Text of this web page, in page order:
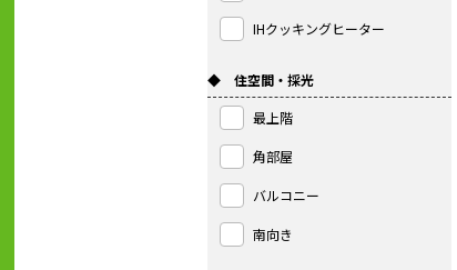
IHクッキングヒーター
◆ 住空間・採光
最上階
角部屋
バルコニー
南向き